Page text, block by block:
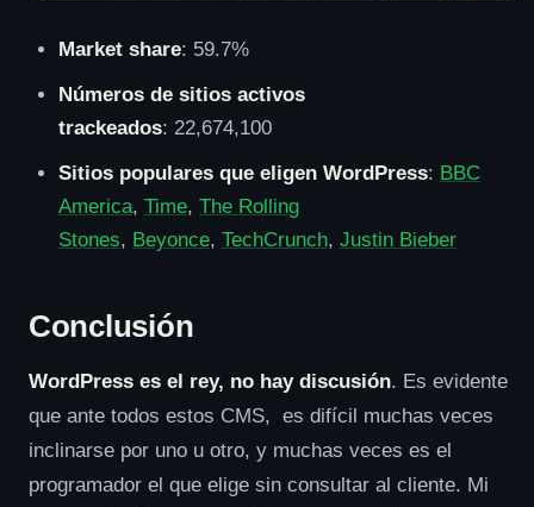
Market share: 59.7%
Números de sitios activos
trackeados: 22,674,100
Sitios populares que eligen WordPress: BBC
America, Time, The Rolling
Stones, Beyonce, TechCrunch, Justin Bieber
Conclusión
WordPress es el rey, no hay discusión. Es evidente
que ante todos estos CMS, es difícil muchas veces
inclinarse por uno u otro, y muchas veces es el
programador el que elige sin consultar al cliente. Mi